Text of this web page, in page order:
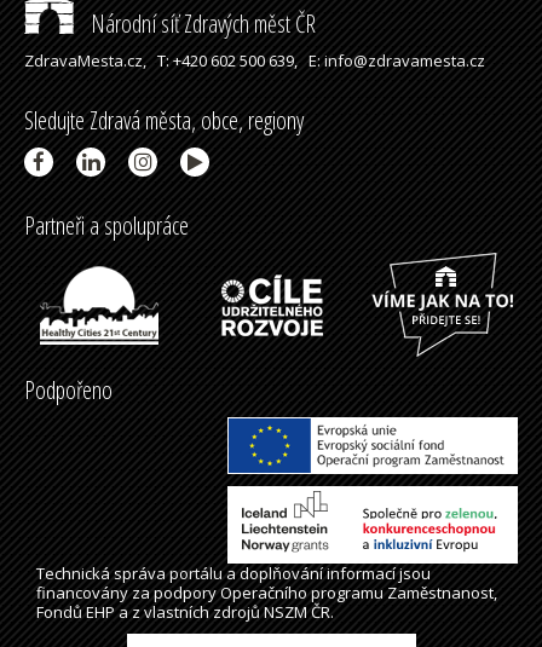
Národní síť Zdravých měst ČR
ZdravaMesta.cz,T: +420 602 500 639,E: info@zdravamesta.cz
Sledujte Zdravá města, obce, regiony
Partneři a spolupráce
Podpořeno
Technická správaportálua doplňování informací jsou
financovány za podpory Operačního programu Zaměstnanost,
Fondů EHP a z vlastních zdrojů NSZM ČR.